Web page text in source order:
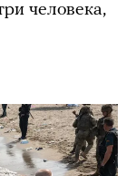
человека,